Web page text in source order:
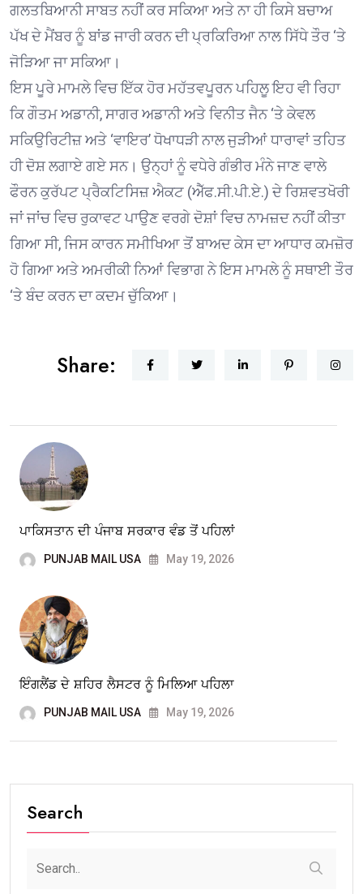
ਗਲਤਬਿਆਨੀ ਸਾਬਤ ਨਹੀਂ ਕਰ ਸਕਿਆ ਅਤੇ ਨਾ ਹੀ ਕਿਸੇ ਬਚਾਅ
ਪੱਖ ਦੇ ਮੈਂਬਰ ਨੂੰ ਬਾਂਡ ਜਾਰੀ ਕਰਨ ਦੀ ਪ੍ਰਕਿਰਿਆ ਨਾਲ ਸਿੱਧੇ ਤੌਰ ‘ਤੇ
ਜੋੜਿਆ ਜਾ ਸਕਿਆ।
ਇਸ ਪੂਰੇ ਮਾਮਲੇ ਵਿਚ ਇੱਕ ਹੋਰ ਮਹੱਤਵਪੂਰਨ ਪਹਿਲੂ ਇਹ ਵੀ ਰਿਹਾ
ਕਿ ਗੌਤਮ ਅਡਾਨੀ, ਸਾਗਰ ਅਡਾਨੀ ਅਤੇ ਵਿਨੀਤ ਜੈਨ ‘ਤੇ ਕੇਵਲ
ਸਕਿਉਰਿਟੀਜ਼ ਅਤੇ ‘ਵਾਇਰ’ ਧੋਖਾਧੜੀ ਨਾਲ ਜੁੜੀਆਂ ਧਾਰਾਵਾਂ ਤਹਿਤ
ਹੀ ਦੋਸ਼ ਲਗਾਏ ਗਏ ਸਨ। ਉਨ੍ਹਾਂ ਨੂੰ ਵਧੇਰੇ ਗੰਭੀਰ ਮੰਨੇ ਜਾਣ ਵਾਲੇ
ਫੌਰਨ ਕੁਰੱਪਟ ਪ੍ਰੈਕਟਿਸਿਜ਼ ਐਕਟ (ਐੱਫ.ਸੀ.ਪੀ.ਏ.) ਦੇ ਰਿਸ਼ਵਤਖੋਰੀ
ਜਾਂ ਜਾਂਚ ਵਿਚ ਰੁਕਾਵਟ ਪਾਉਣ ਵਰਗੇ ਦੋਸ਼ਾਂ ਵਿਚ ਨਾਮਜ਼ਦ ਨਹੀਂ ਕੀਤਾ
ਗਿਆ ਸੀ, ਜਿਸ ਕਾਰਨ ਸਮੀਖਿਆ ਤੋਂ ਬਾਅਦ ਕੇਸ ਦਾ ਆਧਾਰ ਕਮਜ਼ੋਰ
ਹੋ ਗਿਆ ਅਤੇ ਅਮਰੀਕੀ ਨਿਆਂ ਵਿਭਾਗ ਨੇ ਇਸ ਮਾਮਲੇ ਨੂੰ ਸਥਾਈ ਤੌਰ
‘ਤੇ ਬੰਦ ਕਰਨ ਦਾ ਕਦਮ ਚੁੱਕਿਆ।
Share:
ਪਾਕਿਸਤਾਨ ਦੀ ਪੰਜਾਬ ਸਰਕਾਰ ਵੰਡ ਤੋਂ ਪਹਿਲਾਂ
PUNJAB MAIL USA May 19, 2026
ਇੰਗਲੈਂਡ ਦੇ ਸ਼ਹਿਰ ਲੈਸਟਰ ਨੂੰ ਮਿਲਿਆ ਪਹਿਲਾ
PUNJAB MAIL USA May 19, 2026
Search